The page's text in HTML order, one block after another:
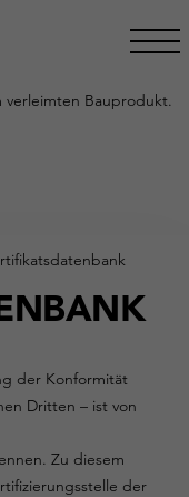
der Konformität
Dritten – ist von
Zu diesem
der